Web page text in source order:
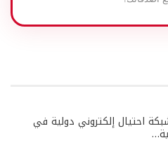
احتيال إلكتروني دولية في